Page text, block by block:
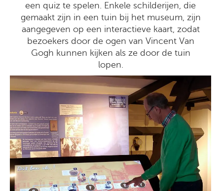
een quiz te spelen. Enkele schilderijen, die
gemaakt zijn in een tuin bij het museum, zijn
aangegeven op een interactieve kaart, zodat
bezoekers door de ogen van Vincent Van
Gogh kunnen kijken als ze door de tuin
lopen.